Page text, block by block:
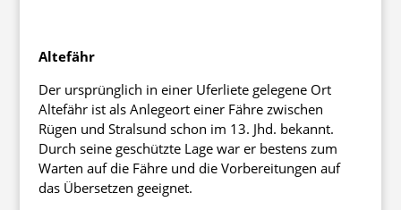
Altefähr
Der ursprünglich in einer Uferliete gelegene Ort
Altefähr ist als Anlegeort einer Fähre zwischen
Rügen und Stralsund schon im 13. Jhd. bekannt.
Durch seine geschützte Lage war er bestens zum
Warten auf die Fähre und die Vorbereitungen auf
das Übersetzen geeignet.